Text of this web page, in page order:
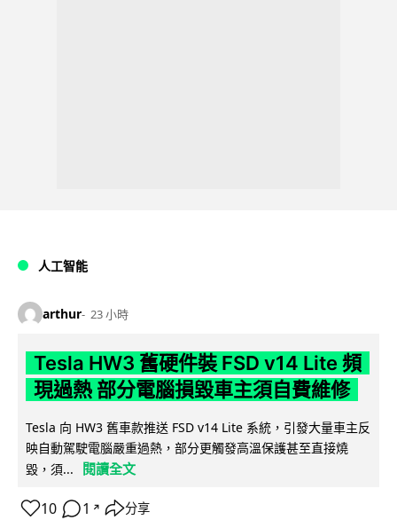
人工智能
arthur 23 小時
Tesla HW3 舊硬件裝 FSD v14 Lite 頻
現過熱 部分電腦損毀車主須自費維修
Tesla 向 HW3 舊車款推送 FSD v14 Lite 系統，引發大量車主反
映自動駕駛電腦嚴重過熱，部分更觸發高溫保護甚至直接燒
毀，須...
閱讀全文
10 1 ↗ 分享